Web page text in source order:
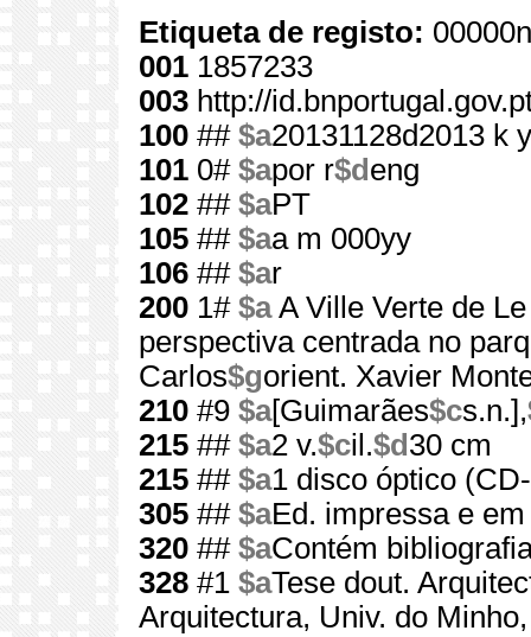
Etiqueta de registo:
001 1857233
003 http://
100 ## $a20131128d2013 k
101 0# $apor r$d eng
102 ## $aPT
105 ## $aa m 000yy
106 ## $ar
200 1# $aA Ville Verte de
perspectiva centrada no
Carlos$gorient. Xavier
210 #9 $a[Guimarães$cs.n.],
215 ## $a2 v.$cil.$d 30 cm
215 ## $a1 disco óptico
305 ## $aEd. impressa e
320 ## $aContém
328 #1 $aTese dout.
Arquitectura, Univ. do